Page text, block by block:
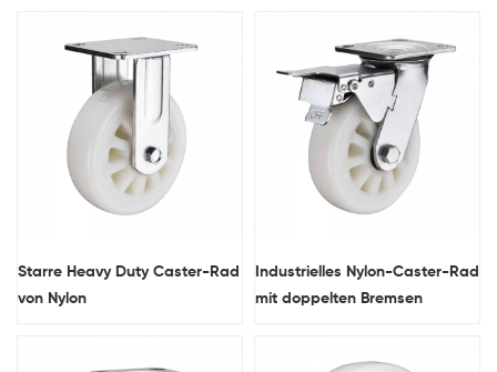
Starre Heavy Duty Caster-Rad
von Nylon
Industrielles Nylon-Caster-Rad
mit doppelten Bremsen